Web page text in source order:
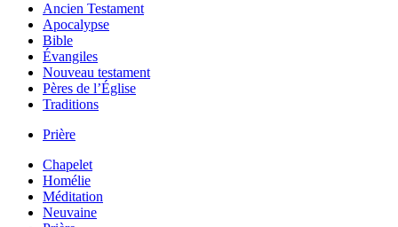
Ancien Testament
Apocalypse
Bible
Évangiles
Nouveau testament
Pères de l’Église
Traditions
Prière
Chapelet
Homélie
Méditation
Neuvaine